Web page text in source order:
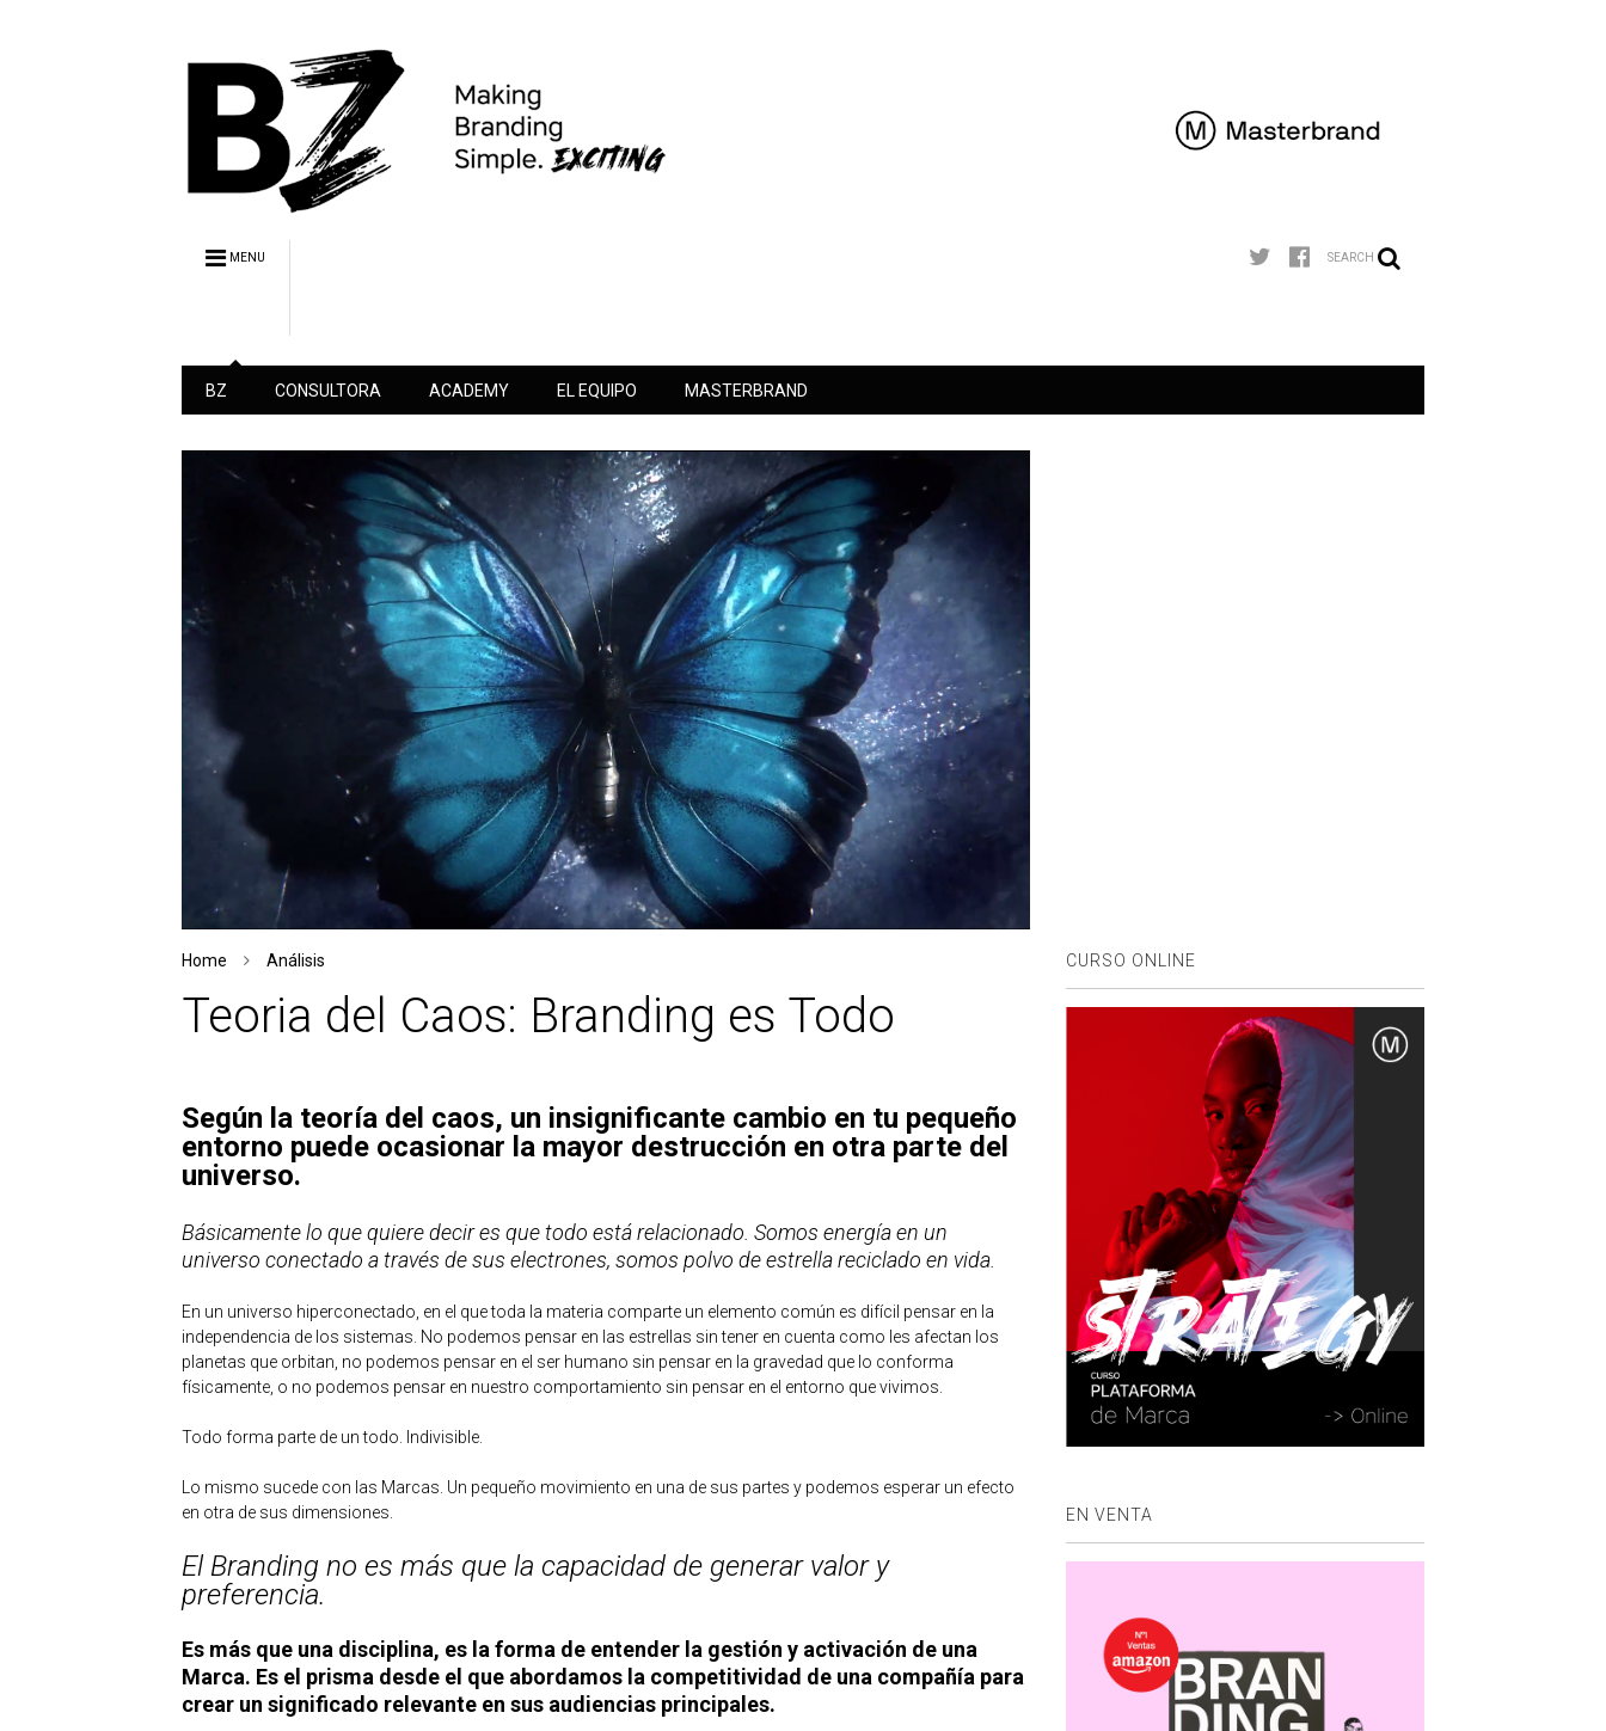
MENU SEARCH
BZ CONSULTORA ACADEMY EL EQUIPO MASTERBRAND
Home Análisis
Teoria del Caos: Branding es Todo
Según la teoría del caos, un insignificante cambio en tu pequeño
entorno puede ocasionar la mayor destrucción en otra parte del
universo.
Básicamente lo que quiere decir es que todo está relacionado. Somos energía en un
universo conectado a través de sus electrones, somos polvo de estrella reciclado en vida.
En un universo hiperconectado, en el que toda la materia comparte un elemento común es difícil pensar en la
independencia de los sistemas. No podemos pensar en las estrellas sin tener en cuenta como les afectan los
planetas que orbitan, no podemos pensar en el ser humano sin pensar en la gravedad que lo conforma
físicamente, o no podemos pensar en nuestro comportamiento sin pensar en el entorno que vivimos.
Todo forma parte de un todo. Indivisible.
Lo mismo sucede con las Marcas. Un pequeño movimiento en una de sus partes y podemos esperar un efecto
en otra de sus dimensiones.
El Branding no es más que la capacidad de generar valor y
preferencia.
Es más que una disciplina, es la forma de entender la gestión y activación de una
Marca. Es el prisma desde el que abordamos la competitividad de una compañía para
crear un significado relevante en sus audiencias principales.
CURSO ONLINE
EN VENTA